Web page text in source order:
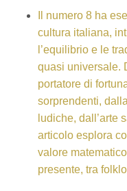
Il numero 8 ha
cultura italiana,
l’equilibrio e le
quasi universale.
portatore di
sorprendenti,
ludiche, dall’arte
articolo esplora
valore
presente, tra